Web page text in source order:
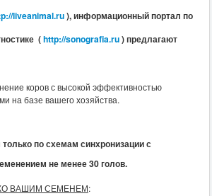
liveanimal.ru), информационный портал по
(http://sonografia.ru) предлагают
коров с высокой эффективностью
на базе вашего хозяйства.
по схемам синхронизации с
не менее 30 голов.
ВАШИМ СЕМЕНЕМ: